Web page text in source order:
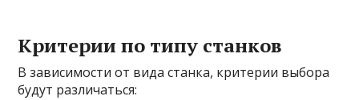
Критерии по типу станков
В зависимости от вида станка, критерии выбора
будут различаться: